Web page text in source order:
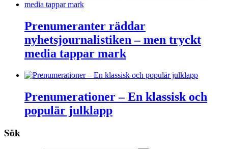
Prenumeranter räddar
nyhetsjournalistiken – men tryckt
media tappar mark
Prenumerationer – En klassisk och
populär julklapp
Sök